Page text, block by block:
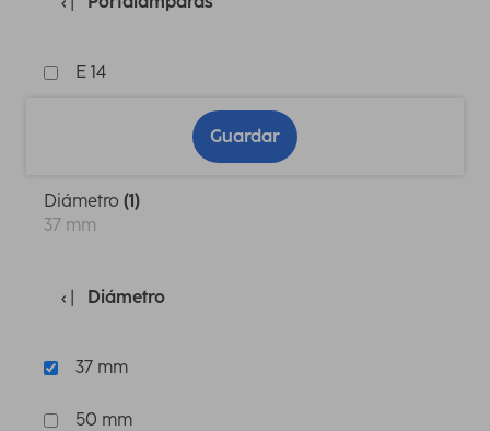
E 14
Guardar
Diámetro (1)
37 mm
Diámetro
37 mm
50 mm